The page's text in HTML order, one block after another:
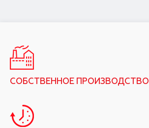
СОБСТВЕННОЕ ПРОИЗВОДСТВО